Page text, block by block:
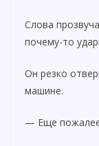
Слова
почему-то
Он резко
машине.
— Еще